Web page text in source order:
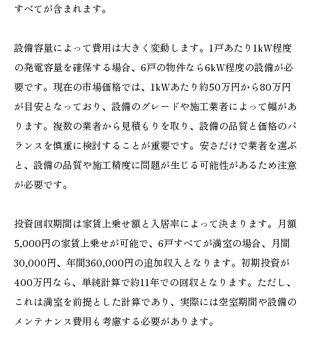
すべてが含まれます。
設備容量によって費用は大きく変動します。1戸あたり1kW程度
の発電容量を確保する場合、6戸の物件なら6kW程度の設備が必
要です。現在の市場価格では、1kWあたり約50万円から80万円
が目安となっており、設備のグレードや施工業者によって幅があ
ります。複数の業者から見積もりを取り、設備の品質と価格のバ
ランスを慎重に検討することが重要です。安さだけで業者を選ぶ
と、設備の品質や施工精度に問題が生じる可能性があるため注意
が必要です。
投資回収期間は家賃上乗せ額と入居率によって決まります。月額
5,000円の家賃上乗せが可能で、6戸すべてが満室の場合、月間
30,000円、年間360,000円の追加収入となります。初期投資が
400万円なら、単純計算で約11年での回収となります。ただし、
これは満室を前提とした計算であり、実際には空室期間や設備の
メンテナンス費用も考慮する必要があります。